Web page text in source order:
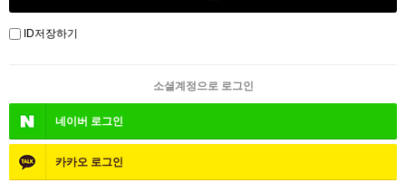
ID저장하기
소셜계정으로 로그인
네이버 로그인
카카오 로그인